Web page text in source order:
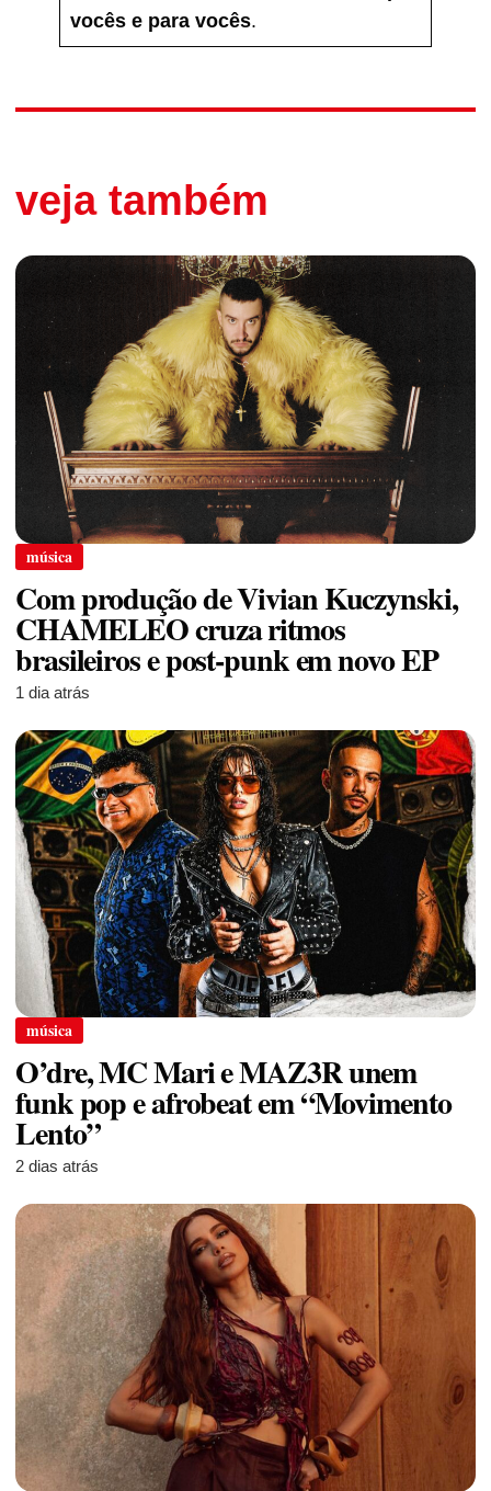
vocês e para vocês.
veja também
música
Com produção de Vivian Kuczynski,
CHAMELEO cruza ritmos
brasileiros e post-punk em novo EP
1 dia atrás
música
O’dre, MC Mari e MAZ3R unem
funk pop e afrobeat em “Movimento
Lento”
2 dias atrás